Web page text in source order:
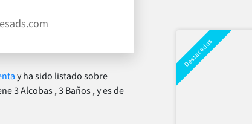
y ha sido listado sobre
3 Alcobas , 3 Baños , y es de
Destacados